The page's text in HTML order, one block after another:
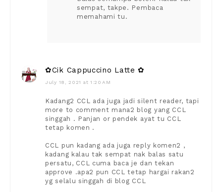
sempat, takpe. Pembaca
memahami tu.
✿Cik Cappuccino Latte ✿
July 18, 2021 at 1:20 AM
Kadang2 CCL ada juga jadi silent reader, tapi
more to comment mana2 blog yang CCL
singgah . Panjan or pendek ayat tu CCL
tetap komen .
CCL pun kadang ada juga reply komen2 ,
kadang kalau tak sempat nak balas satu
persatu, CCL cuma baca je dan tekan
approve .apa2 pun CCL tetap hargai rakan2
yg selalu singgah di blog CCL